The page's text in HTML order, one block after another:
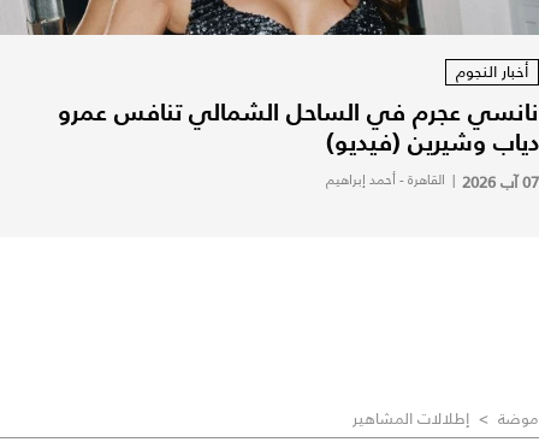
أخبار النجوم
نانسي عجرم في الساحل الشمالي تنافس عمرو
دياب وشيرين (فيديو)
07 آب 2026 | القاهرة - أحمد إبراهيم
موضة > إطلالات المشاهير